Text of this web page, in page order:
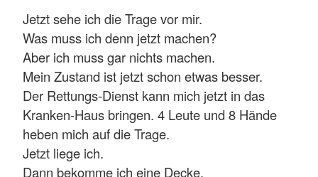
Jetzt sehe ich die Trage vor mir.
Was muss ich denn jetzt machen?
Aber ich muss gar nichts machen.
Mein Zustand ist jetzt schon etwas besser.
Der Rettungs-Dienst kann mich jetzt in das
Kranken-Haus bringen. 4 Leute und 8 Hände
heben mich auf die Trage.
Jetzt liege ich.
Dann bekomme ich eine Decke.